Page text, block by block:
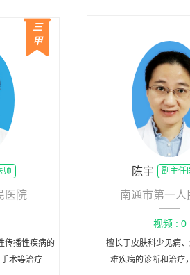
斑等损容性疾病的诊
皮肤亚健康状态的调
激光治
师
医院
传播性疾病的
术等治疗
三
甲
陈宇 副主任
南通市第一人
视频 : 0
擅长于皮肤科少见病
难疾病的诊断和治疗